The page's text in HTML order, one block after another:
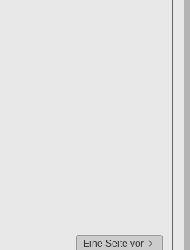
Eine Seite vor